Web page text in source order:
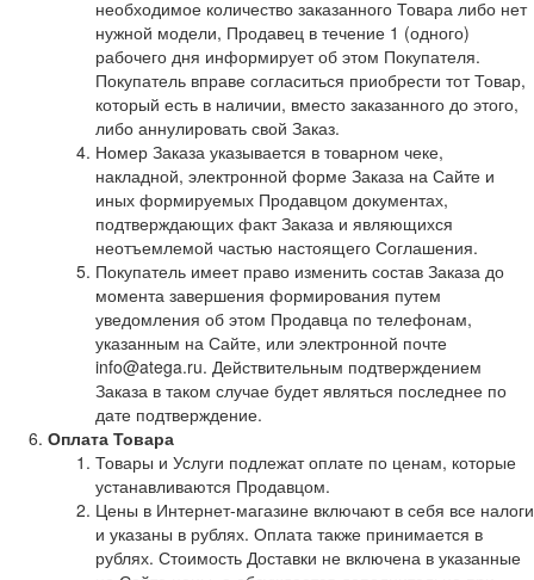
необходимое количество заказанного Товара либо нет
нужной модели, Продавец в течение 1 (одного)
рабочего дня информирует об этом Покупателя.
Покупатель вправе согласиться приобрести тот Товар,
который есть в наличии, вместо заказанного до этого,
либо аннулировать свой Заказ.
Номер Заказа указывается в товарном чеке,
накладной, электронной форме Заказа на Сайте и
иных формируемых Продавцом документах,
подтверждающих факт Заказа и являющихся
неотъемлемой частью настоящего Соглашения.
Покупатель имеет право изменить состав Заказа до
момента завершения формирования путем
уведомления об этом Продавца по телефонам,
указанным на Сайте, или электронной почте
info@atega.ru. Действительным подтверждением
Заказа в таком случае будет являться последнее по
дате подтверждение.
Оплата Товара
Товары и Услуги подлежат оплате по ценам, которые
устанавливаются Продавцом.
Цены в Интернет-магазине включают в себя все налоги
и указаны в рублях. Оплата также принимается в
рублях. Стоимость Доставки не включена в указанные